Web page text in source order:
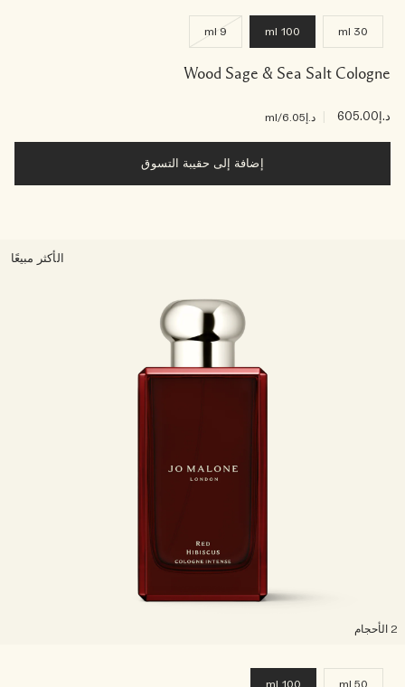
30 ml
100 ml
Wood Sage & Sea Salt Cologne
د.إ605.00 د.إ6.05 /ml
إضافة إلى حقيبة التسوق
الأكثر مبيعًا